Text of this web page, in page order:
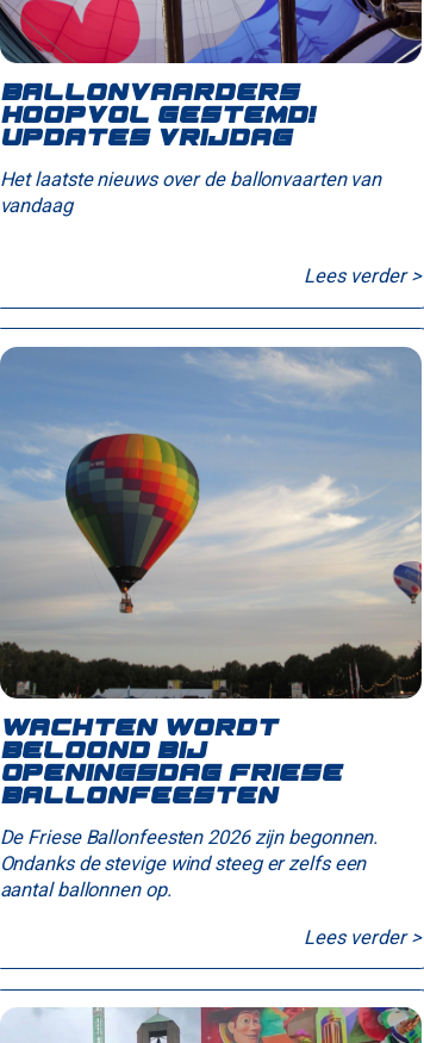
Ballonvaarders
hoopvol gestemd!
Updates vrijdag
Het laatste nieuws over de ballonvaarten van
vandaag
Lees verder >
Wachten wordt
beloond bij
openingsdag Friese
Ballonfeesten
De Friese Ballonfeesten 2026 zijn begonnen.
Ondanks de stevige wind steeg er zelfs een
aantal ballonnen op.
Lees verder >